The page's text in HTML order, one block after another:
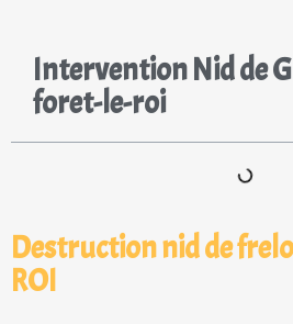
Intervention Nid de
foret-le-roi
Destruction nid de
ROI